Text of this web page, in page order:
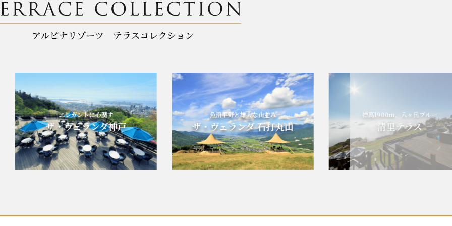
エレガントに心潤す
ザ・ヴェランダ神戸
魚沼平野と雄大な山並み
ザ・ヴェランダ 石打丸山
標高1900m、八ヶ岳ブルー
清里テラス